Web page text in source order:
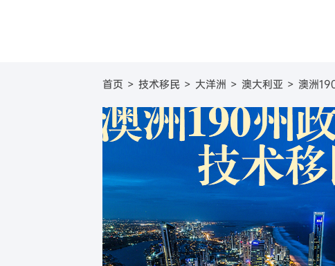
格林纳达 格林纳达投资移民
美国EB-5投资移民
加拿大联邦创业投资移民
澳大利亚 澳洲188B投资者签证项目
瓦努阿图 瓦努阿图投资移民
土耳其 土耳其投资移民
日本 日本经营管
新加坡 新加坡创业
加拿大
澳大利亚
西班牙购房移民
希腊购房移民
首页 > 技术移民 > 大洋洲 > 澳大利亚 > 澳洲